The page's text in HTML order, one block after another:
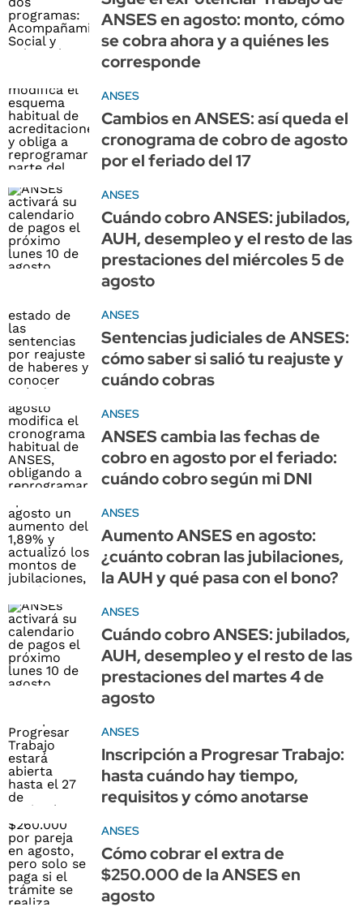
ANSES en agosto: monto, cómo
se cobra ahora y a quiénes les
corresponde
ANSES
Cambios en ANSES: así queda el
cronograma de cobro de agosto
por el feriado del 17
ANSES
Cuándo cobro ANSES: jubilados,
AUH, desempleo y el resto de las
prestaciones del miércoles 5 de
agosto
ANSES
Sentencias judiciales de ANSES:
cómo saber si salió tu reajuste y
cuándo cobras
ANSES
ANSES cambia las fechas de
cobro en agosto por el feriado:
cuándo cobro según mi DNI
ANSES
Aumento ANSES en agosto:
¿cuánto cobran las jubilaciones,
la AUH y qué pasa con el bono?
ANSES
Cuándo cobro ANSES: jubilados,
AUH, desempleo y el resto de las
prestaciones del martes 4 de
agosto
ANSES
Inscripción a Progresar Trabajo:
hasta cuándo hay tiempo,
requisitos y cómo anotarse
ANSES
Cómo cobrar el extra de
$250.000 de la ANSES en
agosto